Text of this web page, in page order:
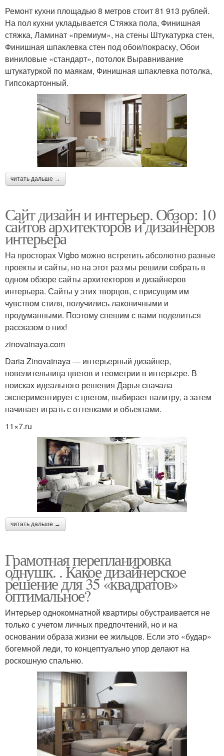
Ремонт кухни площадью 8 метров стоит 81 913 рублей.
На пол кухни укладывается Стяжка пола, Финишная
стяжка, Ламинат «премиум», на стены Штукатурка стен,
Финишная шпаклевка стен под обои/покраску, Обои
виниловые «стандарт», потолок Выравнивание
штукатуркой по маякам, Финишная шпаклевка потолка,
Гипсокартонный.
читать дальше →
Сайт дизайн и интерьер. Обзор: 10
сайтов архитекторов и дизайнеров
интерьера
На просторах Vigbo можно встретить абсолютно разные
проекты и сайты, но на этот раз мы решили собрать в
одном обзоре сайты архитекторов и дизайнеров
интерьера. Сайты у этих творцов, с присущим им
чувством стиля, получились лаконичными и
продуманными. Поэтому спешим с вами поделиться
рассказом о них!
zinovatnaya.com
Daria Zinovatnaya — интерьерный дизайнер,
повелительница цветов и геометрии в интерьере. В
поисках идеального решения Дарья сначала
экспериментирует с цветом, выбирает палитру, а затем
начинает играть с оттенками и объектами.
11×7.ru
читать дальше →
Грамотная перепланировка
однушк. . Какое дизайнерское
решение для 35 «квадратов»
оптимальное?
Интерьер однокомнатной квартиры обустраивается не
только с учетом личных предпочтений, но и на
основании образа жизни ее жильцов. Если это «будар»
богемной леди, то концептуально упор делают на
роскошную спальню.